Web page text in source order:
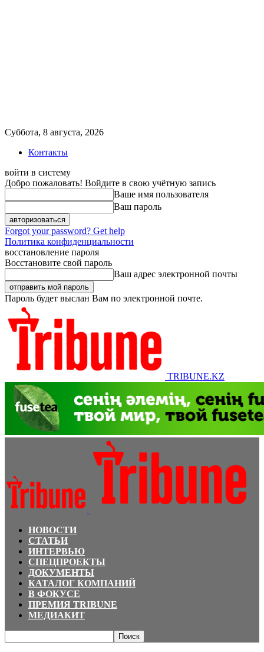
Суббота, 8 августа, 2026
Контакты
войти в систему
Добро пожаловать! Войдите в свою учётную запись
Ваше имя пользователя
Ваш пароль
Forgot your password? Get help
Политика конфиденциальности
восстановление пароля
Восстановите свой пароль
Ваш адрес электронной почты
Пароль будет выслан Вам по электронной почте.
TRIBUNE.KZ
НОВОСТИ
СТАТЬИ
ИНТЕРВЬЮ
СПЕЦПРОЕКТЫ
ДОКУМЕНТЫ
КАТАЛОГ КОМПАНИЙ
В ФОКУСЕ
ПРЕМИЯ TRIBUNE
МЕДИАКИТ